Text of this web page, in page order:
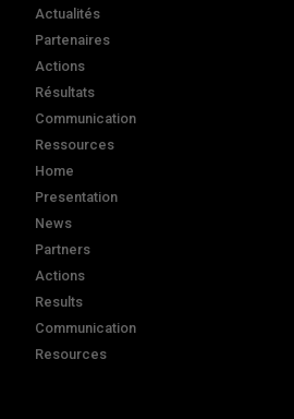
Actualités
Partenaires
Actions
Résultats
Communication
Ressources
Home
Presentation
News
Partners
Actions
Results
Communication
Resources